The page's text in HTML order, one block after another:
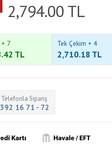
2,794.00 TL
7
TL
Tek Çekim + 4
2,710.18 TL
Sipariş
16 71 - 72